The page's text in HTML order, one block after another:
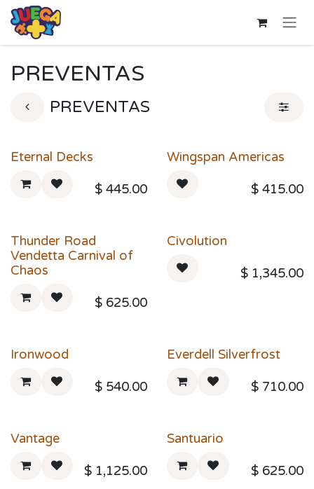
Ir al contenido
PREVENTAS
PREVENTAS
Eternal Decks
$ 445.00
Wingspan Americas
$ 415.00
Thunder Road
Vendetta Carnival of
Chaos
$ 625.00
Civolution
$ 1,345.00
Ironwood
$ 540.00
Everdell Silverfrost
$ 710.00
Vantage
$ 1,125.00
Santuario
$ 625.00